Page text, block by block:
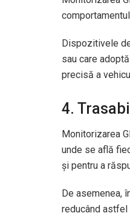
Dispozitivele
sau care
precisă a
4.
Monitorizarea
unde se află
și pentru a
De asemenea,
reducând astfel